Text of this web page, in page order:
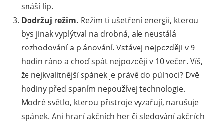
snáší líp.
Dodržuj režim. Režim ti ušetření energii, kterou
bys jinak vyplýtval na drobná, ale neustálá
rozhodování a plánování. Vstávej nejpozději v 9
hodin ráno a choď spát nejpozději v 10 večer. Víš,
že nejkvalitnější spánek je právě do půlnoci? Dvě
hodiny před spaním nepoužívej technologie.
Modré světlo, kterou přístroje vyzařují, narušuje
spánek. Ani hraní akčních her či sledování akčních